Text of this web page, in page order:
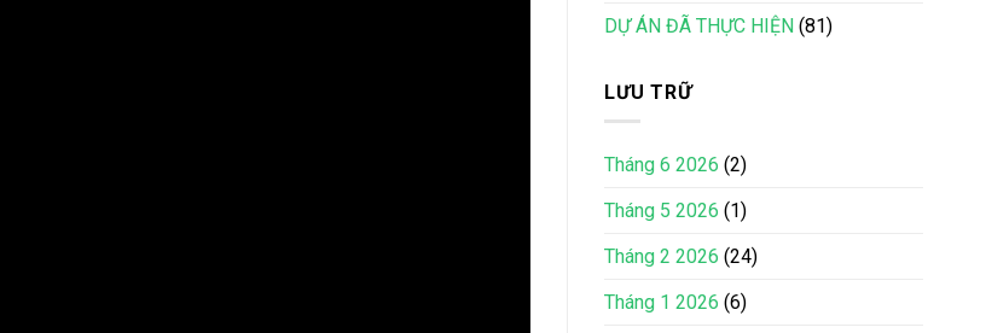
DỰ ÁN ĐÃ THỰC HIỆN (81)
LƯU TRỮ
Tháng 6 2026 (2)
Tháng 5 2026 (1)
Tháng 2 2026 (24)
Tháng 1 2026 (6)